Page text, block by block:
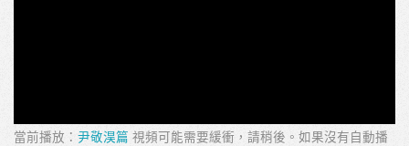
當前播放： 尹敬淏篇 視頻可能需要緩衝，請稍後。如果沒有自動播